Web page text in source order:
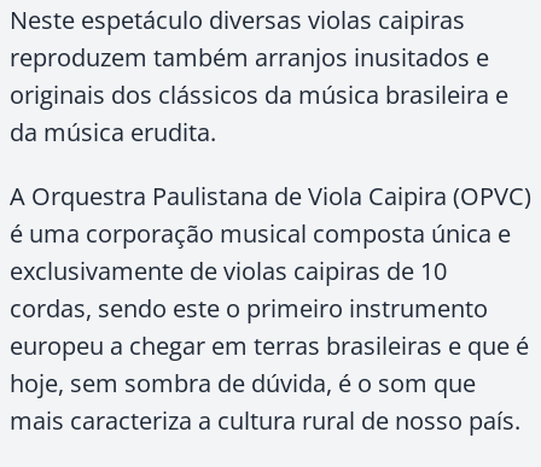
Neste espetáculo diversas violas caipiras
reproduzem também arranjos inusitados e
originais dos clássicos da música brasileira e
da música erudita.
A Orquestra Paulistana de Viola Caipira (OPVC)
é uma corporação musical composta única e
exclusivamente de violas caipiras de 10
cordas, sendo este o primeiro instrumento
europeu a chegar em terras brasileiras e que é
hoje, sem sombra de dúvida, é o som que
mais caracteriza a cultura rural de nosso país.